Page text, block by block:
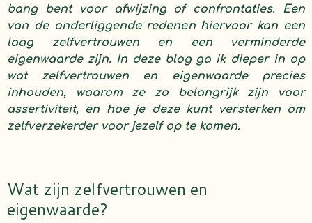
bang bent voor afwijzing of confrontaties. Een
van de onderliggende redenen hiervoor kan een
laag zelfvertrouwen en een verminderde
eigenwaarde zijn. In deze blog ga ik dieper in op
wat zelfvertrouwen en eigenwaarde precies
inhouden, waarom ze zo belangrijk zijn voor
assertiviteit, en hoe je deze kunt versterken om
zelfverzekerder voor jezelf op te komen.
Wat zijn zelfvertrouwen en
eigenwaarde?